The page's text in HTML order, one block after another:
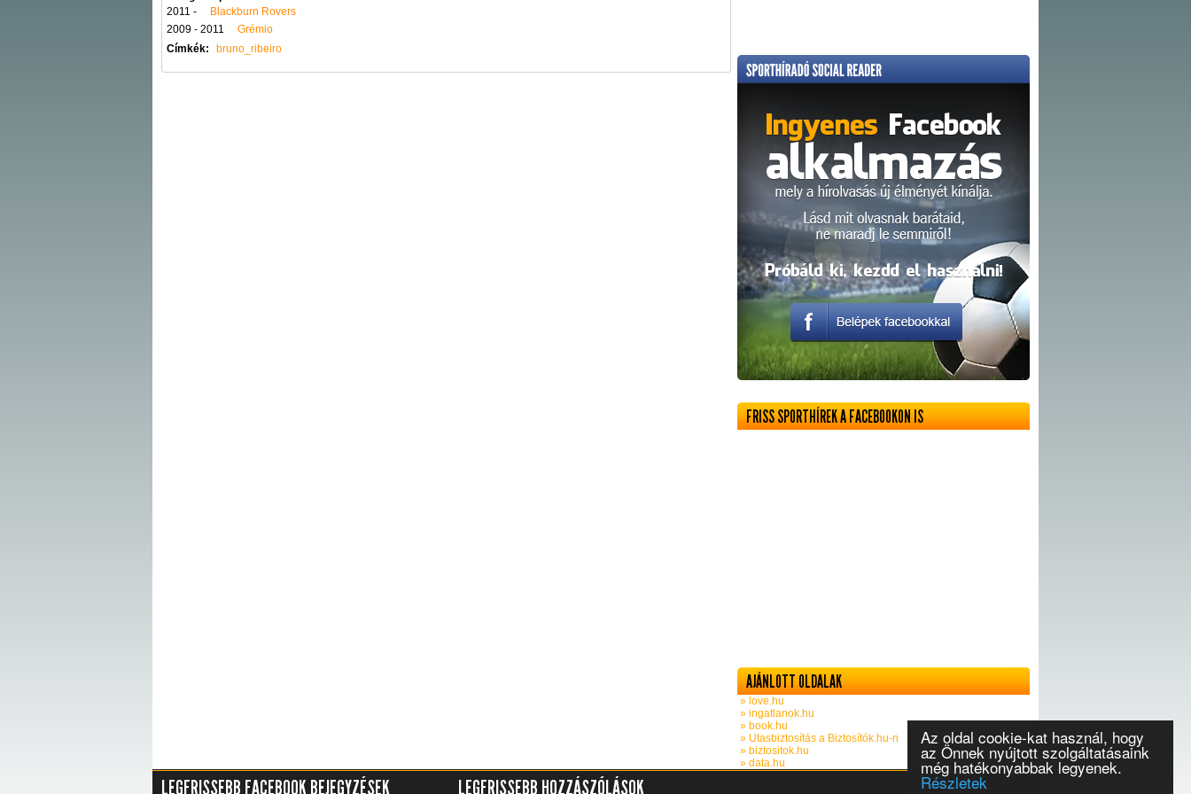
Az oldal cookie-kat használ, hogy
az Önnek nyújtott szolgáltatásaink
még hatékonyabbak legyenek.
Részletek
2011 -
Blackburn Rovers
2009 - 2011
Grémio
Címkék:
bruno_ribeiro
FRISS SPORTHÍREK A FACEBOOKON IS
AJÁNLOTT OLDALAK
» love.hu
» ingatlanok.hu
» book.hu
» Utasbiztosítás a Biztosítók.hu-n
» biztositok.hu
» data.hu
LEGFRISSEBB FACEBOOK BEJEGYZÉSEK LEGFRISSEBB HOZZÁSZÓLÁSOK